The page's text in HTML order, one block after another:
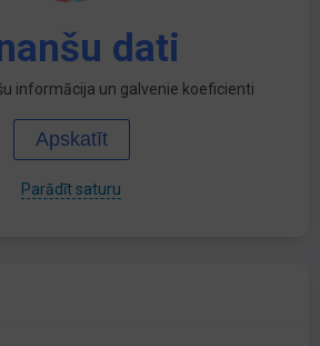
dati
informācija un galvenie koeficienti
Apskatīt
Parādīt saturu